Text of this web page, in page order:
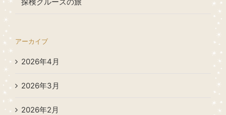
アーカイブ
2026年4月
2026年3月
2026年2月